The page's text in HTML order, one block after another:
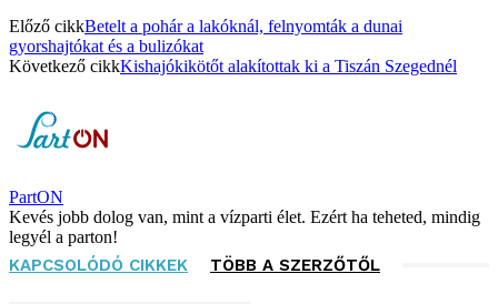
Előző cikkBetelt a pohár a lakóknál, felnyomták a dunai
gyorshajtókat és a bulizókat
Következő cikkKishajókikötőt alakítottak ki a Tiszán Szegednél
PartON
Kevés jobb dolog van, mint a vízparti élet. Ezért ha teheted, mindig
legyél a parton!
KAPCSOLÓDÓ CIKKEK TÖBB A SZERZŐTŐL